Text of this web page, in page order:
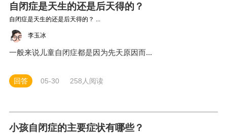
自闭症是天生的还是后天得的？
自闭症是天生的还是后天得的？ ...
李玉冰
一般来说儿童自闭症都是因为先天原因而...
回答 05-30 258人阅读
小孩自闭症的主要症状有哪些？